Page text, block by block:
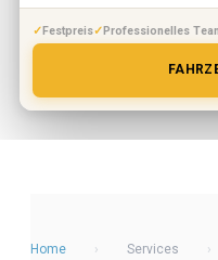
Festpreis Professionelles
Home › Services ›